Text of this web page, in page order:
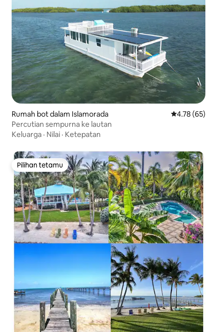
Rumah bot dalam Islamorada Penarafan
4.78 (65)
Percutian sempurna ke lautan
Keluarga · Nilai · Ketepatan
Pilihan tetamu
Pilihan tetamu